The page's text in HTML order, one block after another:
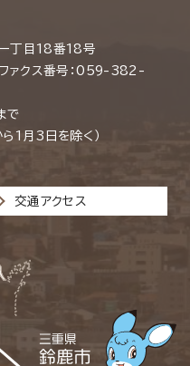
丁目18番18号
クス番号：059-382-
で
1月3日を除く）
交通アクセス